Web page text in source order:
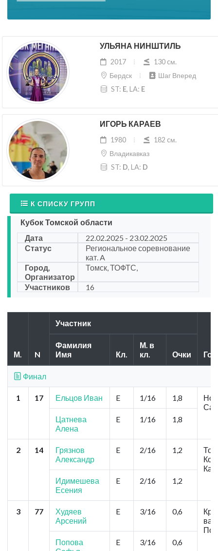
УЛЬЯНА НИНШТИЛЬ
2017
130 cм.
Бердск
Шаг Вперед
ST: E, LA: E
ИГОРЬ КАРАЕВ
1980
182 cм.
Владикавказ
ST: D, LA: D
К СПИСКУ ГРУПП
Кубок Томской области
Дата
22.02.2025 - 23.02.2025
Статус
Региональное соревнование
кат. A
Город,
Организатор
Томск, ТОФТС,
Участников 16
М. N
Участник
Фамилия
Имя
Кл.
М. в
кл.
Очки
Финал
1 17 Ельцов Иван E 1/16 1,8
Цатнева
Алена
E 1/16 1,8
2 14
Грязнов
Александр
E 2/16 1,2
Идимешева
Есения
E 2/16 1,2
3 77
Худяев
Арсений
E 3/16 0,6
Попова
E 3/16 0,6